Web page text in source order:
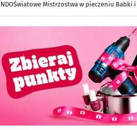
Światowe Mistrzostwa w pieczeniu Babki